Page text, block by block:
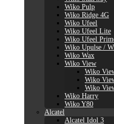
Wiko Pulp
Wiko Ridge 4G
Wiko Ufeel
Wiko Ufeel Lite
Wiko Ufeel
Wiko Upulse /
Wiko Wax
Wiko View
Wiko
Wiko
Wiko
Wiko Harry
Wiko Y80
Alcatel
Alcatel Idol 3